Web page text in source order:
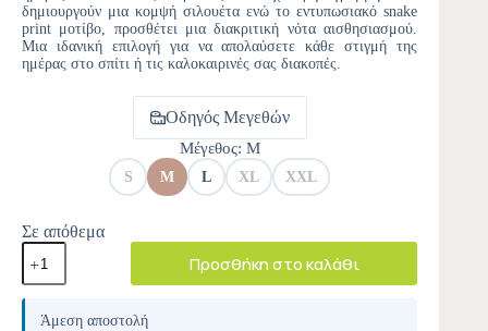
δημιουργούν μια κομψή σιλουέτα ενώ το εντυπωσιακό snake
print μοτίβο, προσθέτει μια διακριτική νότα αισθησιασμού.
Μια ιδανική επιλογή για να απολαύσετε κάθε στιγμή της
ημέρας στο σπίτι ή τις καλοκαιρινές σας διακοπές.
Οδηγός Μεγεθών
Μέγεθος: M
S M L XL XXL
Σε απόθεμα
Προσθήκη στο καλάθι
A
Άμεση αποστολή